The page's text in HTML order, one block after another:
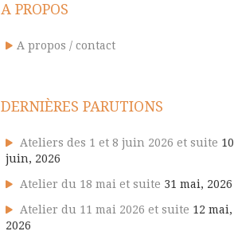
A PROPOS
A propos / contact
DERNIÈRES PARUTIONS
Ateliers des 1 et 8 juin 2026 et suite 10
juin, 2026
Atelier du 18 mai et suite 31 mai, 2026
Atelier du 11 mai 2026 et suite 12 mai,
2026